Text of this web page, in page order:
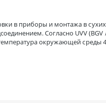
в приборы и монтажа в
Согласно UVV
окружающей среды